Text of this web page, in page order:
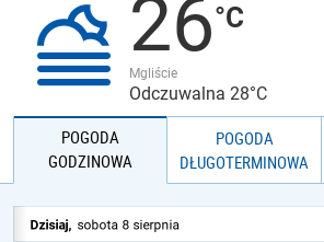
26
Mgliście
Odczuwalna 28°C
POGODA
GODZINOWA
POGODA
DŁUGOTERMINOWA